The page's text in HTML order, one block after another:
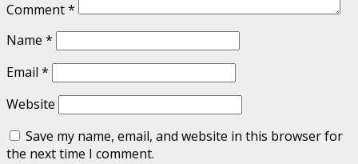
Comment*
Name *
Email *
Website
Save my name, email, and website in this browser for
the next time I comment.